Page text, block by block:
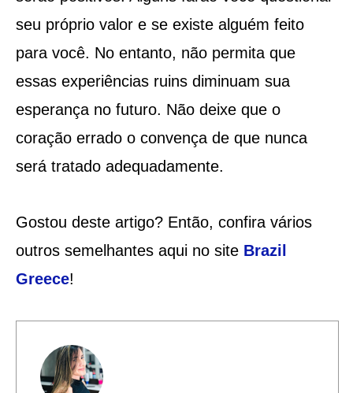
seu próprio valor e se existe alguém feito
para você. No entanto, não permita que
essas experiências ruins diminuam sua
esperança no futuro. Não deixe que o
coração errado o convença de que nunca
será tratado adequadamente.
Gostou deste artigo? Então, confira vários
outros semelhantes aqui no site Brazil
Greece!